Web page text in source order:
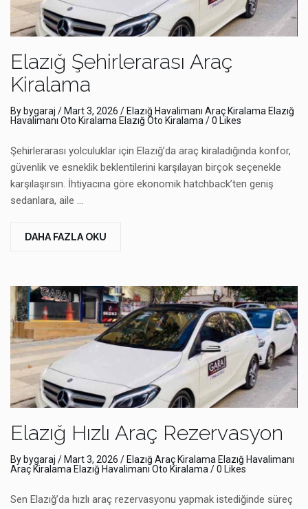
Elazığ Şehirlerarası Araç
Kiralama
Bybygaraj /Mart 3, 2026 /Elazığ Havalimanı Araç Kiralama Elazığ
Havalimanı Oto Kiralama Elazığ Oto Kiralama / 0 Likes
Şehirlerarası yolculuklar için Elazığ’da araç kiraladığında konfor,
güvenlik ve esneklik beklentilerini karşılayan birçok seçenekle
karşılaşırsın. İhtiyacına göre ekonomik hatchback’ten geniş
sedanlara, aile …
DAHA FAZLA OKU
Elazığ Hızlı Araç Rezervasyon
By bygaraj / Mart 3, 2026 / Elazığ Araç Kiralama Elazığ Havalimanı
Araç Kiralama Elazığ Havalimanı Oto Kiralama/ 0 Likes
Sen Elazığ’da hızlı araç rezervasyonu yapmak istediğinde süreç